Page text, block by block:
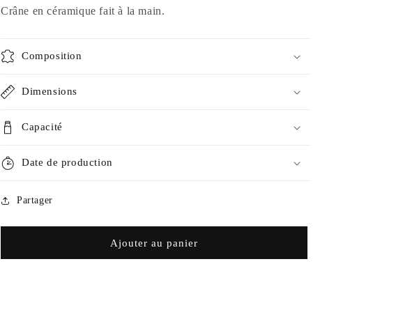
Crâne en céramique fait à la main.
Composition
Dimensions
Capacité
Date de production
Partager
Ajouter au panier